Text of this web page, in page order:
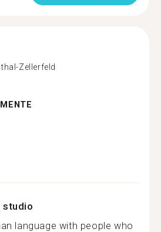
Zellerfeld
studio
language with people who